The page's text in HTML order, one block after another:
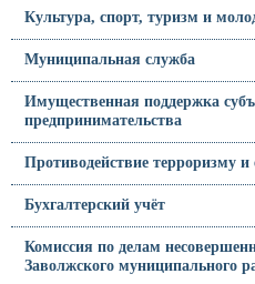
Культура, спорт, туризм и
Муниципальная служба
Имущественная поддержка
предпринимательства
Противодействие терроризму и
Бухгалтерский учёт
Комиссия по делам
Заволжского муниципального